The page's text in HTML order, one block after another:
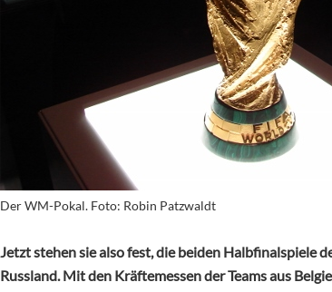
Der WM-Pokal. Foto: Robin Patzwaldt
Jetzt stehen sie also fest, die beiden Halbfinalspiele
Russland. Mit den Kräftemessen der Teams aus